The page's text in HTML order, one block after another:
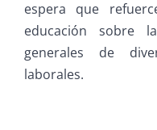
espera que
educación sobre
generales de
laborales.